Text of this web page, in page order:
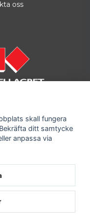
oss
nyheter och
skall fungera
ditt samtycke
anpassa via